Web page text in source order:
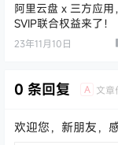
阿里云盘 x 三方应用
SVIP联合权益来了！
23年11月10日
0 条回复 A 文章
欢迎您，新朋友，